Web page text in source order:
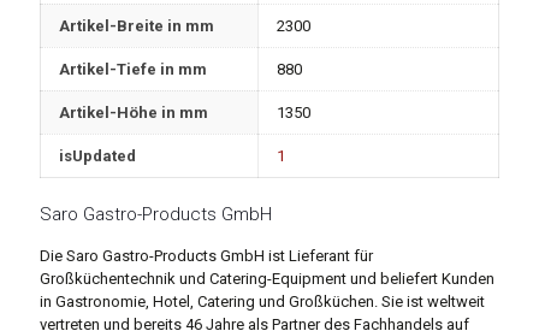
Artikel-Breite in mm 2300
Artikel-Tiefe in mm 880
Artikel-Höhe in mm 1350
isUpdated 1
Saro Gastro-Products GmbH
Die Saro Gastro-Products GmbH ist Lieferant für
Großküchentechnik und Catering-Equipment und beliefert Kunden
in Gastronomie, Hotel, Catering und Großküchen. Sie ist weltweit
vertreten und bereits 46 Jahre als Partner des Fachhandels auf